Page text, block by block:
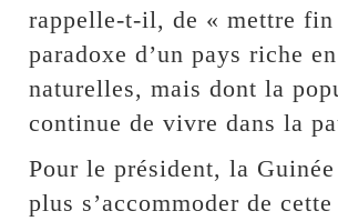
rappelle-t-il, de « mettre fin
paradoxe d’un pays riche
naturelles, mais dont la
continue de vivre dans la
Pour le président, la
plus s’accommoder de